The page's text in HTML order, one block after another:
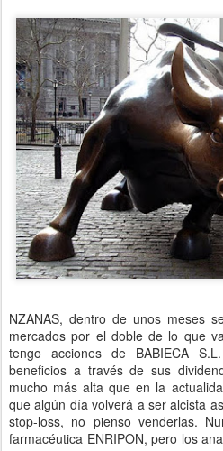
NZANAS, dentro de unos meses
mercados por el doble de lo que
tengo acciones de BABIECA
beneficios a través de sus
mucho más alta que en la
que algún día volverá a ser alcista
stop-loss, no pienso venderlas.
farmacéutica ENRIPON, pero los